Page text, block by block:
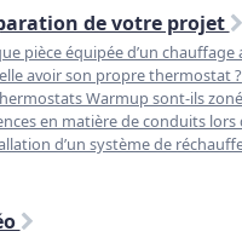
de votre projet
pièce équipée d’un chauffage
avoir son propre thermostat ?
Warmup sont-ils
en matière de conduits lors
d’un système de